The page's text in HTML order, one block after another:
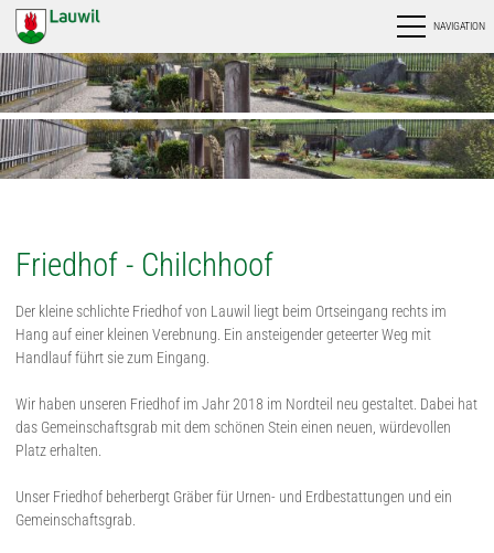
NAVIGATION
Friedhof - Chilchhoof
Der kleine schlichte Friedhof von Lauwil liegt beim Ortseingang rechts im
Hang auf einer kleinen Verebnung. Ein ansteigender geteerter Weg mit
Handlauf führt sie zum Eingang.
Wir haben unseren Friedhof im Jahr 2018 im Nordteil neu gestaltet. Dabei hat
das Gemeinschaftsgrab mit dem schönen Stein einen neuen, würdevollen
Platz erhalten.
Unser Friedhof beherbergt Gräber für Urnen- und Erdbestattungen und ein
Gemeinschaftsgrab.